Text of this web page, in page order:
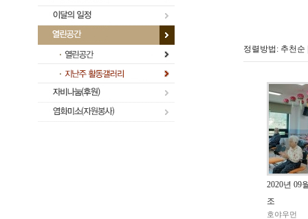
정렬방법: 추천순
2020년 09
조
호야우먼